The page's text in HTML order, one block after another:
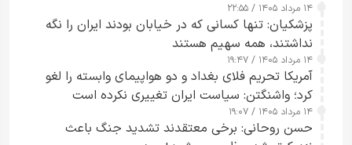
۱۴ مرداد ۱۴۰۵ / ۲۲:۵۵
پزشکیان: تنها کسانی که در خیابان بودند ایران را نگه
نداشتند، همه سهیم هستند
۱۴ مرداد ۱۴۰۵ / ۱۹:۴۷
آمریکا تحریم فلای بغداد و دو هواپیمای وابسته را لغو
کرد؛ واشنگتن: سیاست ایران تغییری نکرده است
۱۴ مرداد ۱۴۰۵ / ۱۹:۰۷
حسن روحانی: برخی معتقدند تشدید جنگ باعث